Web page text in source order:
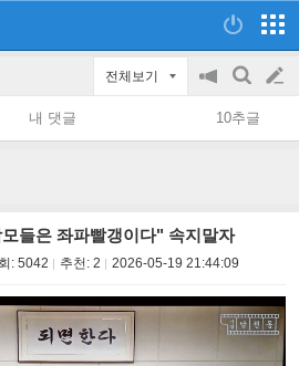
전체보기
공
지
on/off
검
색
글
쓰
내 댓글 10추글
들은 좌파빨갱이다" 속지말자
: 5042 추천: 2 2026-05-19 21:44:09